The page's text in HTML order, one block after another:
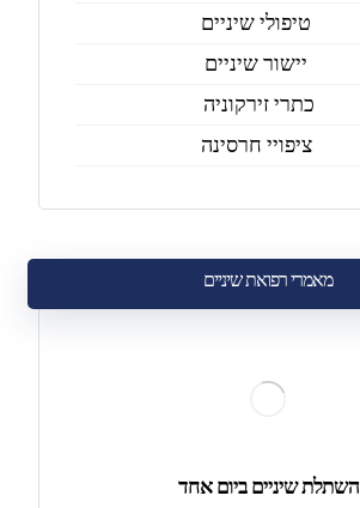
טיפולי שיניים
יישור שיניים
כתרי זירקוניה
ציפויי חרסינה
מאמרי רפואת שיניים
השתלת שיניים ביום אחד